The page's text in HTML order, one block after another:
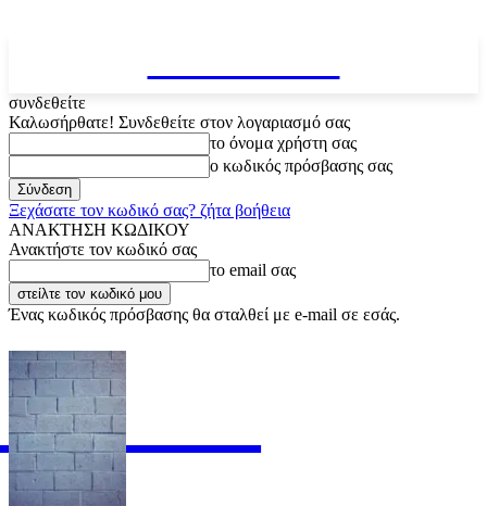
συνδεθείτε
Καλωσήρθατε! Συνδεθείτε στον λογαριασμό σας
το όνομα χρήστη σας
ο κωδικός πρόσβασης σας
Ξεχάσατε τον κωδικό σας? ζήτα βοήθεια
ΑΝΑΚΤΗΣΗ ΚΩΔΙΚΟΥ
Ανακτήστε τον κωδικό σας
το email σας
Ένας κωδικός πρόσβασης θα σταλθεί με e-mail σε εσάς.
OFFICIAL